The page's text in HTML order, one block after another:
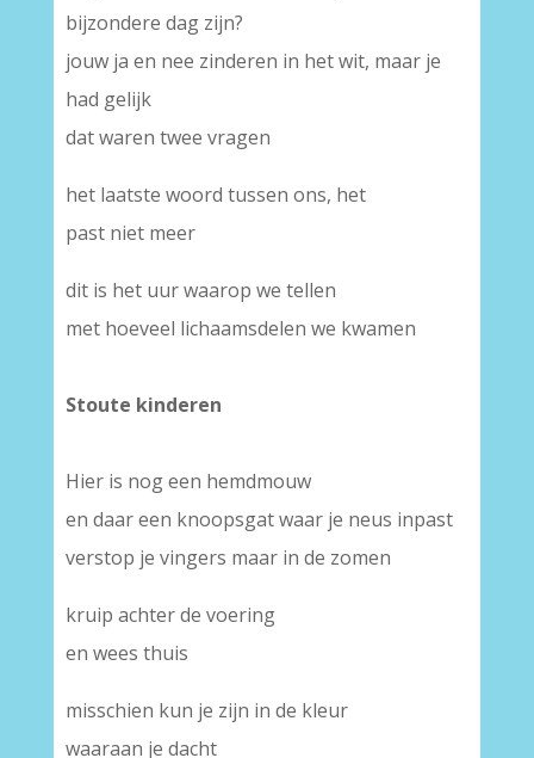
bijzondere dag zijn?
jouw ja en nee zinderen in het wit, maar je
had gelijk
dat waren twee vragen
het laatste woord tussen ons, het
past niet meer
dit is het uur waarop we tellen
met hoeveel lichaamsdelen we kwamen
Stoute kinderen
Hier is nog een hemdmouw
en daar een knoopsgat waar je neus inpast
verstop je vingers maar in de zomen
kruip achter de voering
en wees thuis
misschien kun je zijn in de kleur
waaraan je dacht